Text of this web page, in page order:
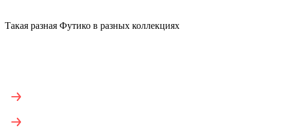
Такая разная Футико в разных коллекциях